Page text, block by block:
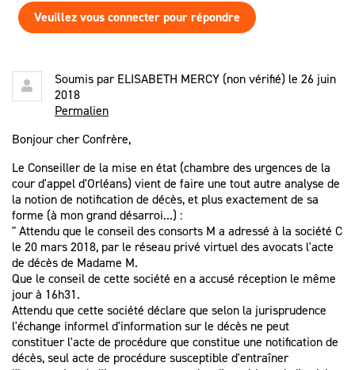
Veuillez vous connecter pour répondre
Soumis parELISABETH MERCY (non vérifié) le 26 juin
2018
Permalien
Bonjour cher Confrère,
Le Conseiller de la mise en état (chambre des urgences de la
cour d'appel d'Orléans) vient de faire une tout autre analyse de
la notion de notification de décès, et plus exactement de sa
forme (à mon grand désarroi...) :
" Attendu que le conseil des consorts M a adressé à la société C
le 20 mars 2018, par le réseau privé virtuel des avocats l'acte
de décès de Madame M.
Que le conseil de cette société en a accusé réception le même
jour à 16h31.
Attendu que cette société déclare que selon la jurisprudence
l'échange informel d'information sur le décès ne peut
constituer l'acte de procédure que constitue une notification de
décès, seul acte de procédure susceptible d'entraîner